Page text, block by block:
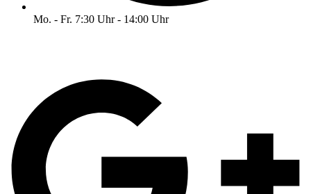
Mo. - Fr. 7:30 Uhr - 14:00 Uhr